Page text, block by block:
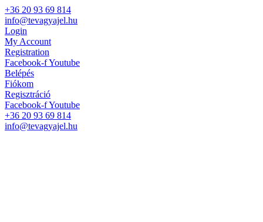
+36 20 93 69 814
info@tevagyajel.hu
Login
My Account
Registration
Facebook-fYoutube
Belépés
Fiókom
Regisztráció
Facebook-fYoutube
+36 20 93 69 814
info@tevagyajel.hu